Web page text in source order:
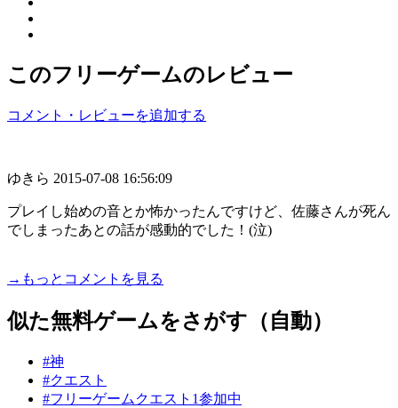
このフリーゲームのレビュー
コメント・レビューを追加する
ゆきら 2015-07-08 16:56:09
プレイし始めの音とか怖かったんですけど、佐藤さんが死ん
でしまったあとの話が感動的でした！(泣)
→もっとコメントを見る
似た無料ゲームをさがす（自動）
#神
#クエスト
#フリーゲームクエスト1参加中